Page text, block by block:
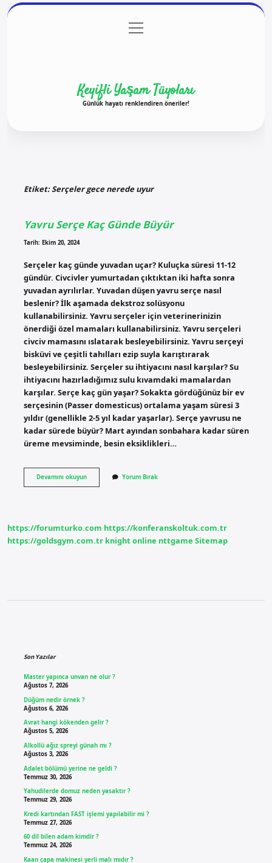
Gizlilik Politikası
menüyü
aç
Keyifli Yaşam Tüyoları
Günlük hayatı renklendiren öneriler!
Etiket:Serçeler gece nerede uyur
Yavru Serçe Kaç Günde Büyür
Tarih: Ekim 20, 2024
Serçeler kaç günde yuvadan uçar? Kuluçka süresi 11-12
gündür. Civcivler yumurtadan çıktıktan iki hafta sonra
yuvadan ayrılırlar. Yuvadan düşen yavru serçe nasıl
beslenir? İlk aşamada dekstroz solüsyonu
kullanabilirsiniz. Yavru serçeler için veterinerinizin
önerdiği özel mamaları kullanabilirsiniz. Yavru serçeleri
civciv mamasını ıslatarak besleyebilirsiniz. Yavru serçeyi
bisküvi ve çeşitli tahılları ezip suyla karıştırarak
besleyebilirsiniz. Serçeler su ihtiyacını nasıl karşılar? Su
ihtiyacını hazırladığımız sulu kıvamdaki mamalardan
karşılar. Serçe kaç gün yaşar? Sokakta gördüğünüz bir ev
serçesinin (Passer domesticus) ortalama yaşam süresi 3
yıldır (genellikle 2-5 yıl kadar yaşarlar). Serçe yavrusu ne
kadar sürede büyür? Mart ayından sonbahara kadar süren
üreme mevsiminde, besin eksiklikleri…
Devamını okuyunYavru
Serçe
Yorum Bırak
https://forumturko.com https://konferanskoltuk.com.tr
https://goldsgym.com.tr knight online nttgame Sitemap
Son Yazılar
Master yapınca unvan ne olur ?
Ağustos 7, 2026
Düğüm nedir örnek ?
Ağustos 6, 2026
Avrat hangi kökenden gelir ?
Ağustos 5, 2026
Alkollü ağız spreyi günah mı ?
Ağustos 3, 2026
Adalet bölümü yerine ne geldi ?
Temmuz 30, 2026
Yahudilerde domuz neden yasaktır ?
Temmuz 29, 2026
Kredi kartından FAST işlemi yapılabilir mi ?
Temmuz 27, 2026
60 dil bilen adam kimdir ?
Temmuz 24, 2026
Kaan çapa makinesi yerli malı mıdır ?